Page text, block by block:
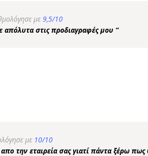
με 9,5/10
απόλυτα στις προδιαγραφές μου “
με 10/10
την εταιρεία σας γιατί πάντα ξέρω